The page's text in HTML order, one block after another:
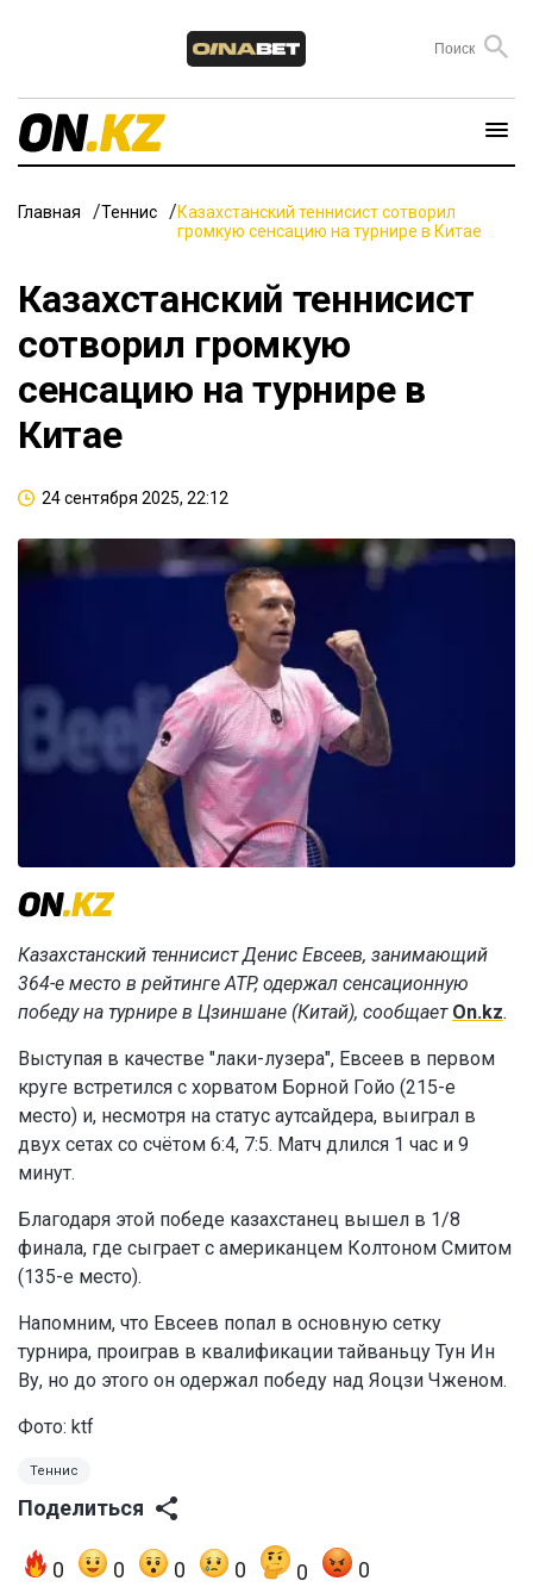
Главная Теннис
Казахстанский теннисист сотворил
громкую сенсацию на турнире в Китае
Казахстанский теннисист
сотворил громкую
сенсацию на турнире в
Китае
24 сентября 2025, 22:12
Казахстанский теннисист Денис Евсеев, занимающий
364-е место в рейтинге ATP, одержал сенсационную
победу на турнире в Цзиншане (Китай), сообщает On.kz.
Выступая в качестве "лаки-лузера", Евсеев в первом
круге встретился с хорватом Борной Гойо (215-е
место) и, несмотря на статус аутсайдера, выиграл в
двух сетах со счётом 6:4, 7:5. Матч длился 1 час и 9
минут.
Благодаря этой победе казахстанец вышел в 1/8
финала, где сыграет с американцем Колтоном Смитом
(135-е место).
Напомним, что Евсеев попал в основную сетку
турнира, проиграв в квалификации тайваньцу Тун Ин
Ву, но до этого он одержал победу над Яоцзи Чженом.
Фото: ktf
Теннис
Поделиться
0 0 0 0 0 0